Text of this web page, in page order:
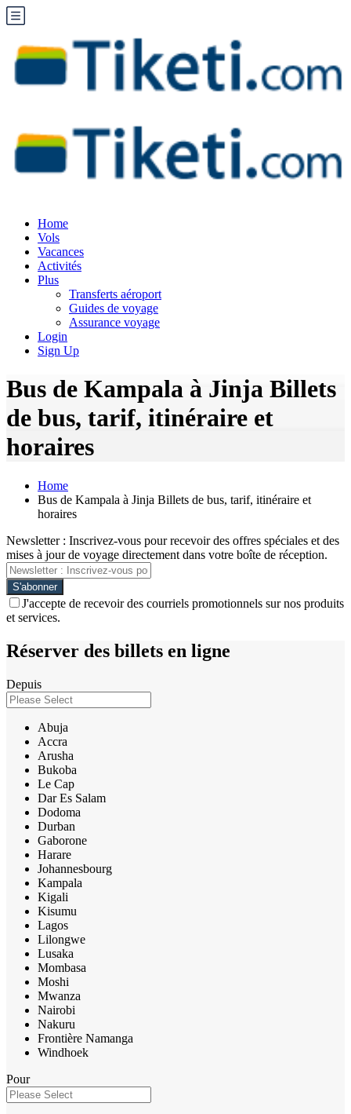
Home
Vols
Vacances
Activités
Plus
Transferts aéroport
Guides de voyage
Assurance voyage
Login
Sign Up
Bus de Kampala à Jinja Billets
de bus, tarif, itinéraire et
horaires
Home
Bus de Kampala à Jinja Billets de bus, tarif, itinéraire et
horaires
Newsletter : Inscrivez-vous pour recevoir des offres spéciales et des
mises à jour de voyage directement dans votre boîte de réception.
J'accepte de recevoir des courriels promotionnels sur nos produits
et services.
Réserver des billets en ligne
Depuis
Abuja
Accra
Arusha
Bukoba
Le Cap
Dar Es Salam
Dodoma
Durban
Gaborone
Harare
Johannesbourg
Kampala
Kigali
Kisumu
Lagos
Lilongwe
Lusaka
Mombasa
Moshi
Mwanza
Nairobi
Nakuru
Frontière Namanga
Windhoek
Pour